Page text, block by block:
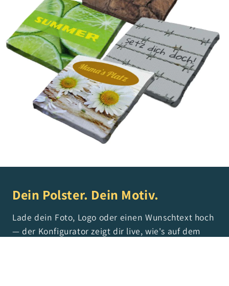
Dein Polster. Dein Motiv.
Lade dein Foto, Logo oder einen Wunschtext hoch
— der Konfigurator zeigt dir live, wie's auf dem